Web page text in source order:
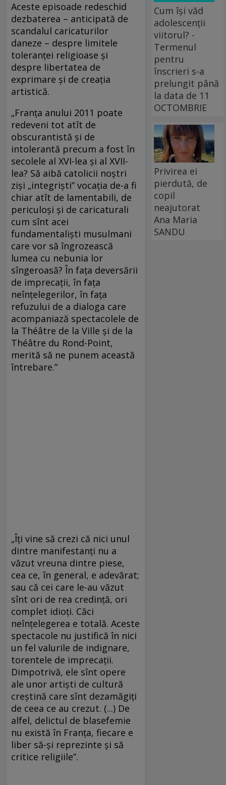
Aceste episoade redeschid
dezbaterea – anticipată de
scandalul caricaturilor
daneze – despre limitele
toleranţei religioase şi
despre libertatea de
exprimare şi de creaţia
artistică.
„Franţa anului 2011 poate
redeveni tot atît de
obscurantistă şi de
intolerantă precum a fost în
secolele al XVI-lea şi al XVII-
lea? Să aibă catolicii noştri
zişi „integrişti” vocaţia de-a fi
chiar atît de lamentabili, de
periculoşi şi de caricaturali
cum sînt acei
fundamentalişti musulmani
care vor să îngrozească
lumea cu nebunia lor
sîngeroasă? În faţa deversării
de imprecaţii, în faţa
neînţelegerilor, în faţa
refuzului de a dialoga care
acompaniază spectacolele de
la Théâtre de la Ville şi de la
Théâtre du Rond-Point,
merită să ne punem această
întrebare.”
„Îţi vine să crezi că nici unul
dintre manifestanţi nu a
văzut vreuna dintre piese,
cea ce, în general, e adevărat;
sau că cei care le-au văzut
sînt ori de rea credinţă, ori
complet idioţi. Căci
neînţelegerea e totală. Aceste
spectacole nu justifică în nici
un fel valurile de indignare,
torentele de imprecaţii.
Dimpotrivă, ele sînt opere
ale unor artişti de cultură
creştină care sînt dezamăgiţi
de ceea ce au crezut. (...) De
alfel, delictul de blasefemie
nu există în Franţa, fiecare e
liber să-şi reprezinte şi să
critice religiile”.
Cum își văd
adolescenții
viitorul? -
Termenul
pentru
înscrieri s-a
prelungit până
la data de 11
OCTOMBRIE
Privirea ei
pierdută, de
copil
neajutorat
Ana Maria
SANDU